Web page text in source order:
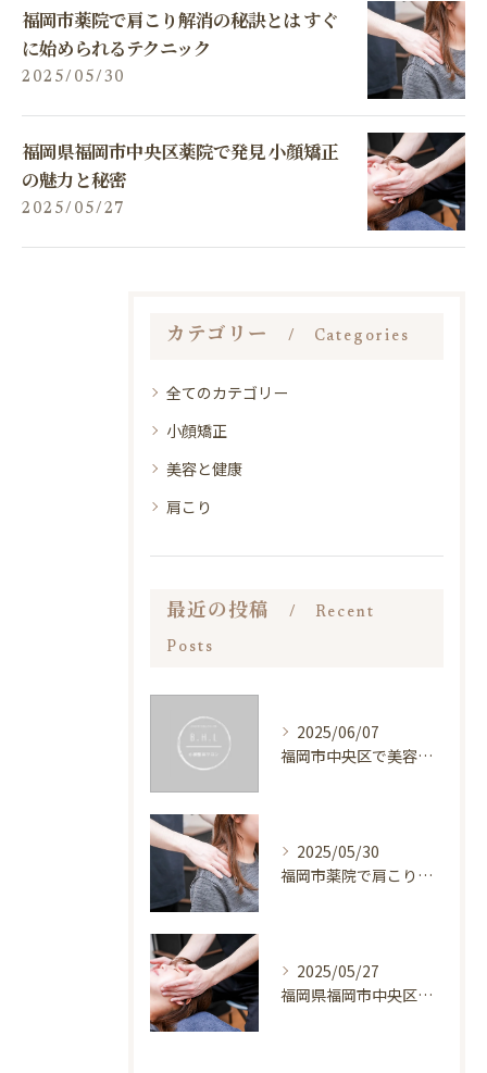
福岡市薬院で肩こり解消の秘訣とは すぐ
に始められるテクニック
2025/05/30
福岡県福岡市中央区薬院で発見 小顔矯正
の魅力と秘密
2025/05/27
カテゴリー Categories
全てのカテゴリー
小顔矯正
美容と健康
肩こり
最近の投稿 Recent
Posts
2025/06/07
福岡市中央区で美容と健康を両立する方法を徹底解説！
2025/05/30
福岡市薬院で肩こり解消の秘訣とは すぐに始められるテクニック
2025/05/27
福岡県福岡市中央区薬院で発見 小顔矯正の魅力と秘密